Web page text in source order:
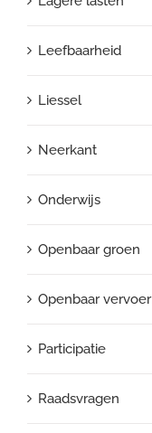
Leefbaarheid
Liessel
Neerkant
Onderwijs
Openbaar groen
Openbaar vervoer
Participatie
Raadsvragen